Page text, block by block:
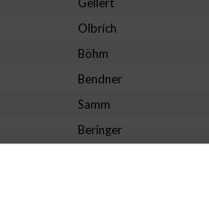
Olbrich
Böhm
Bendner
Samm
Beringer